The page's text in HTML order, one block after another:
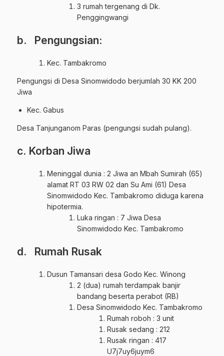
3 rumah tergenang di Dk.
Penggingwangi
b. Pengungsian:
Kec. Tambakromo
Pengungsi di Desa Sinomwidodo berjumlah 30 KK 200
Jiwa
Kec. Gabus
Desa Tanjunganom Paras (pengungsi sudah pulang).
c. Korban Jiwa
Meninggal dunia : 2 Jiwa an Mbah Sumirah (65)
alamat RT 03 RW 02 dan Su Ami (61) Desa
Sinomwidodo Kec. Tambakromo diduga karena
hipotermia.
Luka ringan : 7 Jiwa Desa
Sinomwidodo Kec. Tambakromo
d. Rumah Rusak
Dusun Tamansari desa Godo Kec. Winong
2 (dua) rumah terdampak banjir
bandang beserta perabot (RB)
Desa Sinomwidodo Kec. Tambakromo
Rumah roboh : 3 unit
Rusak sedang : 212
Rusak ringan : 417
U7j7uy6juym6